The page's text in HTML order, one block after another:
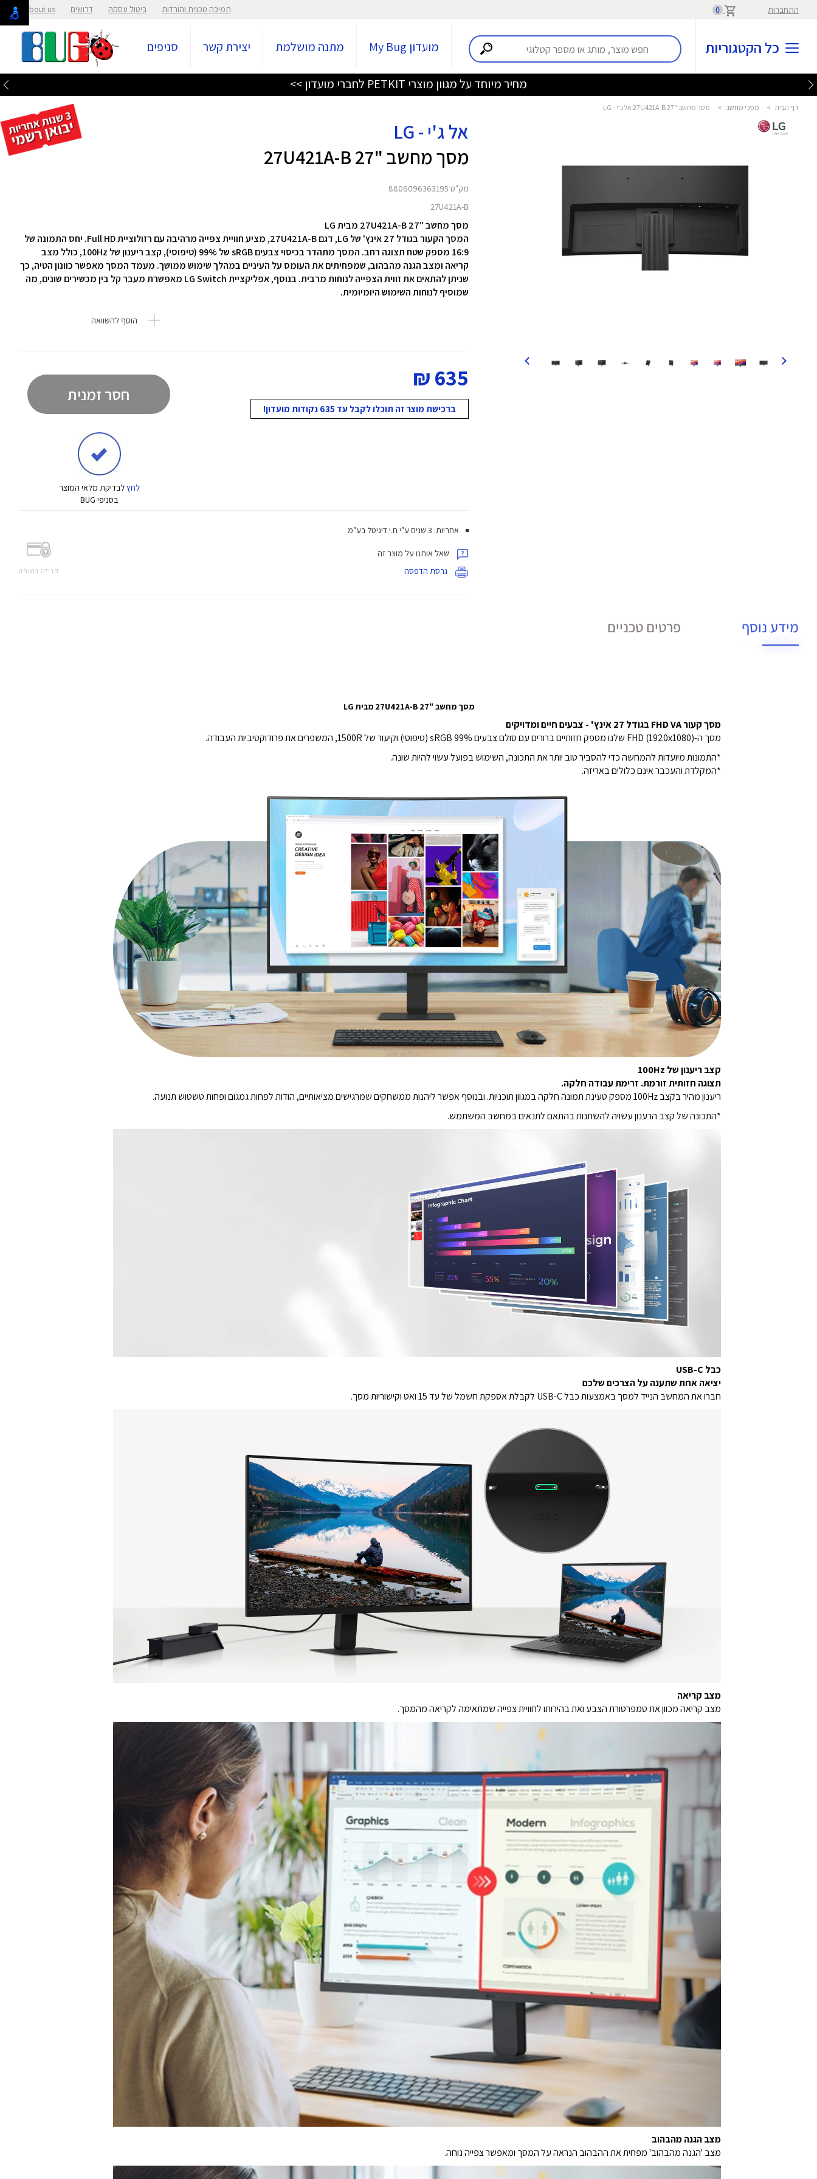
התחברות 0 תמיכה טכנית והורדות ביטול עסקה דרושים About us
כל הקטגוריות מועדון My Bug מתנה מושלמת יצירת קשר סניפים
מחיר מיוחד על מגוון מוצרי PETKIT לחברי מועדון >>
דף הבית > מסכי מחשב > מסך מחשב "27 27U421A-B אל ג'י - LG
אל ג'י - LG
מסך מחשב "27 27U421A-B
מק"ט 8806096363195
27U421A-B
מסך מחשב "27 27U421A-B מבית LG
המסך הקעור בגודל 27 אינץ' של LG, דגם 27U421A-B, מציע חוויית צפייה מרהיבה עם רזולוציית Full HD. יחס התמונה של
16:9 מספק שטח תצוגה רחב. המסך מתהדר בכיסוי צבעים sRGB של 99% (טיפוסי), קצב ריענון של 100Hz, כולל מצב
קריאה ומצב הגנה מהבהוב, שמפחיתים את העומס על העיניים במהלך שימוש ממושך. מעמד המסך מאפשר כוונון הטיה, כך
שניתן להתאים את זווית הצפייה לנוחות מרבית. בנוסף, אפליקציית LG Switch מאפשרת מעבר קל בין מכשירים שונים, מה
שמוסיף לנוחות השימוש היומיומית.
הוסף להשוואה
635 ₪
ברכישת מוצר זה תוכלו לקבל עד 635 נקודות מועדון!
חסר זמנית
לחץלבדיקת מלאי המוצר
בסניפי BUG
קנייה בטוחה
אחריות: 3 שנים ע"י ח.י דיגיטל בע"מ
שאל אותנו על מוצר זה
גרסת הדפסה
מידע נוסף פרטים טכניים
מסך מחשב "27 27U421A-B מבית LG
מסך קעור FHD VA בגודל 27 אינץ' - צבעים חיים ומדויקים
מסך ה-FHD (1920x1080) שלנו מספק חזותיים ברורים עם סולם צבעים sRGB 99% (טיפוסי) וקיעור של 1500R, המשפרים את פרודוקטיביות העבודה.
*התמונות מיועדות להמחשה כדי להסביר טוב יותר את התכונה, השימוש בפועל עשוי להיות שונה.
*המקלדת והעכבר אינם כלולים באריזה.
קצב ריענון של 100Hz
תצוגה חזותית זורמת. זרימת עבודה חלקה.
ריענון מהיר בקצב 100Hz מספק טעינת תמונה חלקה במגוון תוכניות. ובנוסף אפשר ליהנות ממשחקים שמרגישים מציאותיים, הודות לפחות גמגום ופחות טשטוש תנועה.
*התכונה של קצב הרענון עשויה להשתנות בהתאם לתנאים במחשב המשתמש.
כבל USB-C
יציאה אחת שתענה על הצרכים שלכם
חברו את המחשב הנייד למסך באמצעות כבל USB-C לקבלת אספקת חשמל של עד 15 ואט וקישוריות מסך.
מצב קריאה
מצב קריאה מכוון את טמפרטורת הצבע ואת בהירותו לחוויית צפייה שמתאימה לקריאה מהמסך.
מצב הגנה מהבהוב
מצב 'הגנה מהבהוב' מפחית את ההבהוב הנראה על המסך ומאפשר צפייה נוחה.